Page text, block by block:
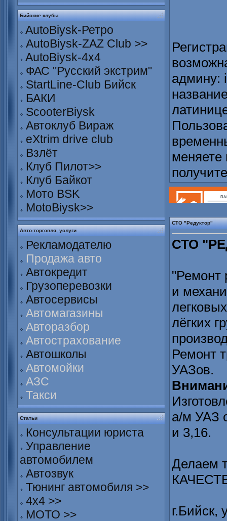
Бийские клубы
AutoBiysk-Ретро
AutoBiysk-ZAZ Club >>
AutoBiysk-4x4
ФАС "Русский экстрим"
StartLine-Club Бийск
БАКИ
ScooterBiysk
Автоклуб Вираж
eXtrim drive club
Взлёт
Клуб Пилот>>
Клуб Байкот
Мото BSK
MotoBiysk>>
Авто-торговля, услуги
Рекламодателю
Продажа авто
Автокредит
Грузоперевозки
Автосервисы
Автомагазины
Авторазбор
Автострахование
Автошколы
Автомойки
АЗС
Такси
Статьи
Консультации юриста
Управление
автомобилем
Автозвук
Тюнинг автомобиля >>
4х4 >>
МОТО >>
админу:
меняете
СТО "Редуктор"
СТО
"Ремонт
и
лёгких
Ремонт
УАЗов.
а/м УАЗ
и 3,16.
Делаем
г.Бийск,